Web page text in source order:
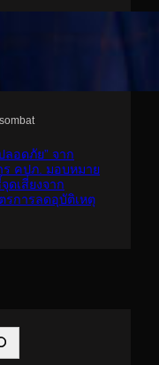
อดภัย” จาก
ร คปภ. มอบหมาย
ดเสี่ยงจาก
การลดอุบัติเหตุ